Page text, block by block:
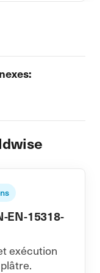
EN-15318-
exécution